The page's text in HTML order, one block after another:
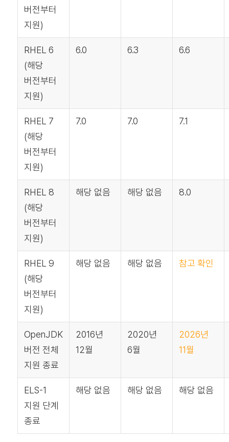
버전부터
지원)
RHEL 6
(해당
버전부터
지원)
6.0 6.3 6.6
RHEL 7
(해당
버전부터
지원)
7.0 7.0 7.1
RHEL 8
(해당
버전부터
지원)
해당 없음 해당 없음 8.0
RHEL 9
(해당
버전부터
지원)
해당 없음 해당 없음 참고 확인
OpenJDK
버전 전체
지원 종료
2016년
12월
2020년
6월
2026년
11월
ELS-1
지원 단계
종료
해당 없음 해당 없음 해당 없음